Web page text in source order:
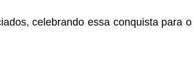
celebrando essa conquista para